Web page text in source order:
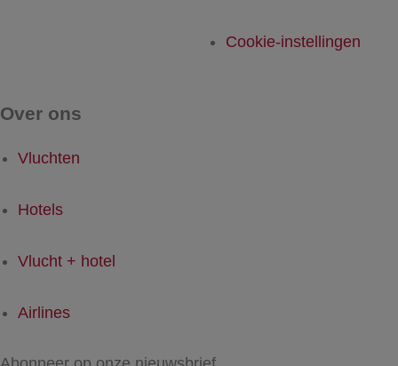
Cookie-instellingen
Over ons
Vluchten
Hotels
Vlucht + hotel
Airlines